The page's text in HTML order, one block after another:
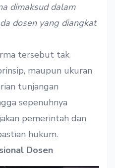
dimaksud dalam
dosen yang diangkat
tersebut tak
maupun ukuran
tunjangan
sepenuhnya
pemerintah dan
hukum.
Dosen